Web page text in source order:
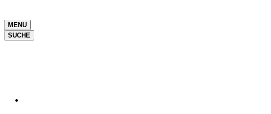
MENU
SUCHE